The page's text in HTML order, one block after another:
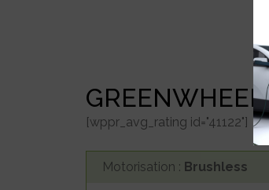
GREENWHEEL
[wppr_avg_rating id="41122"]
Motorisation : Brushless